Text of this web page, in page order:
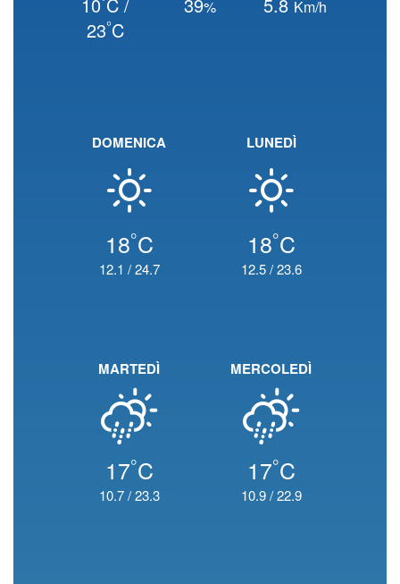
23°C
% Km/h
DOMENICA
18°C
12.1 /24.7
LUNEDÌ
18°C
12.5/23.6
MARTEDÌ
17°C
10.7/23.3
MERCOLEDÌ
17°C
10.9/22.9